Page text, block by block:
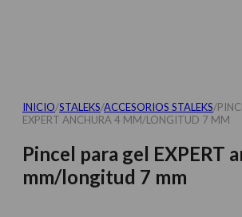
INICIO/STALEKS/ACCESORIOS STALEKS/
EXPERT ANCHURA 4 MM/LONGITUD 7 MM
Pincel para gel EXPERT
mm/longitud 7 mm